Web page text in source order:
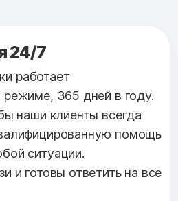
24/7
работает
режиме, 365 дней в году.
наши клиенты всегда
помощь
ситуации.
и готовы ответить на все